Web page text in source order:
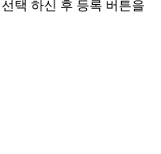
택 하신 후 등록 버튼을